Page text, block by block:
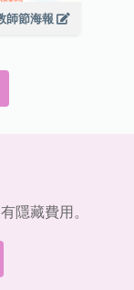
師節海報
隱藏費用。